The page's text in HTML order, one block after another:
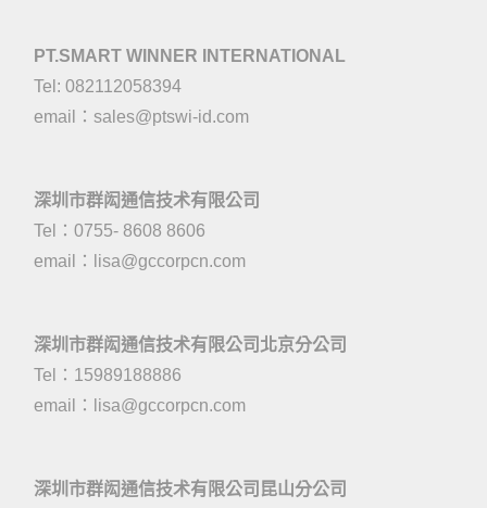
PT.SMART WINNER INTERNATIONAL
Tel: 082112058394
email： sales@ptswi-id.com
深圳市群闳通信技术有限公司
Tel：0755- 8608 8606
email：
lisa@gccorpcn.com
深圳市群闳通信技术有限公司北京分公司
Tel：15989188886
email：
lisa@gccorpcn.com
深圳市群闳通信技术有限公司昆山分公司